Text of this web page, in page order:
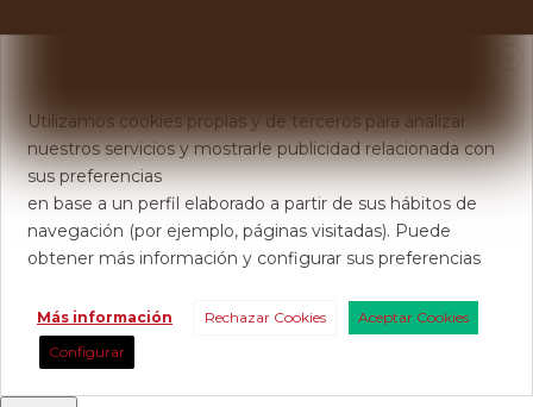
Utilizamos cookies propias y de terceros para analizar
nuestros servicios y mostrarle publicidad relacionada con
sus preferencias
en base a un perfil elaborado a partir de sus hábitos de
navegación (por ejemplo, páginas visitadas). Puede
obtener más información y configurar sus preferencias
Más información Rechazar Cookies
Aceptar Cookies
Configurar